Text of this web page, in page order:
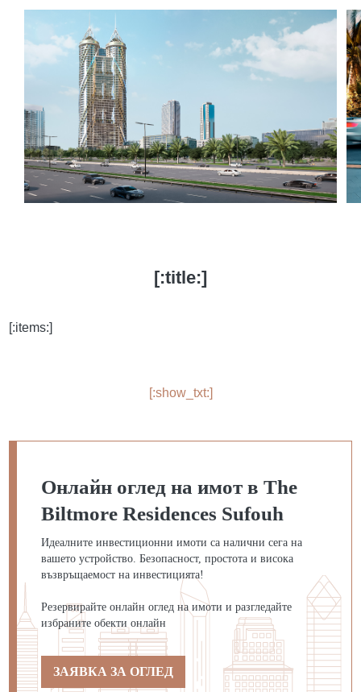
[:title:]
[:items:]
[:show_txt:]
Онлайн оглед на имот в The
Biltmore Residences Sufouh
Идеалните инвестиционни имоти са налични сега на
вашето устройство. Безопасност, простота и висока
възвръщаемост на инвестицията!
Резервирайте онлайн оглед на имоти и разгледайте
избраните обекти онлайн
ЗАЯВКА ЗА ОГЛЕД